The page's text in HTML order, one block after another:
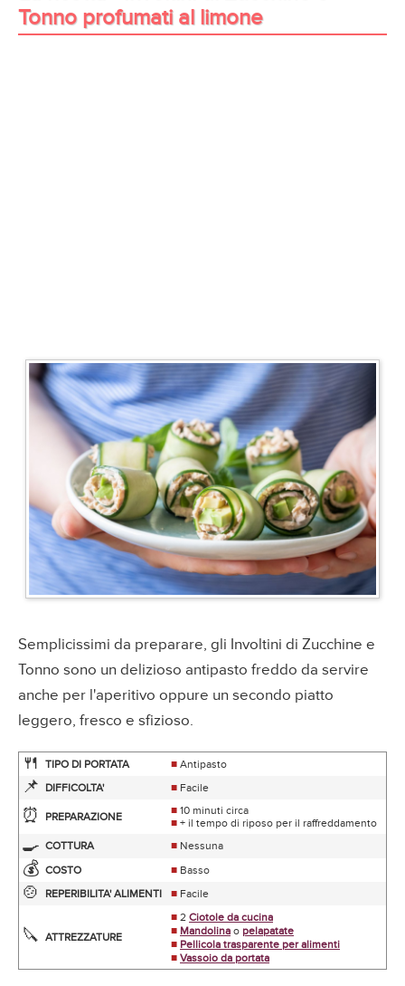
Tonno profumati al limone
Semplicissimi da preparare, gli Involtini di Zucchine e
Tonno sono un delizioso antipasto freddo da servire
anche per l'aperitivo oppure un secondo piatto
leggero, fresco e sfizioso.
🍴 TIPO DI PORTATA ■ Antipasto
📌 DIFFICOLTA' ■ Facile
⏰ PREPARAZIONE ■ 10 minuti circa
■ + il tempo di riposo per il raffreddamento
🍳 COTTURA ■ Nessuna
💰 COSTO ■ Basso
🍲 REPERIBILITA' ALIMENTI ■ Facile
🔪 ATTREZZATURE
■ 2 Ciotole da cucina
■ Mandolina o pelapatate
■ Pellicola trasparente per alimenti
■ Vassoio da portata